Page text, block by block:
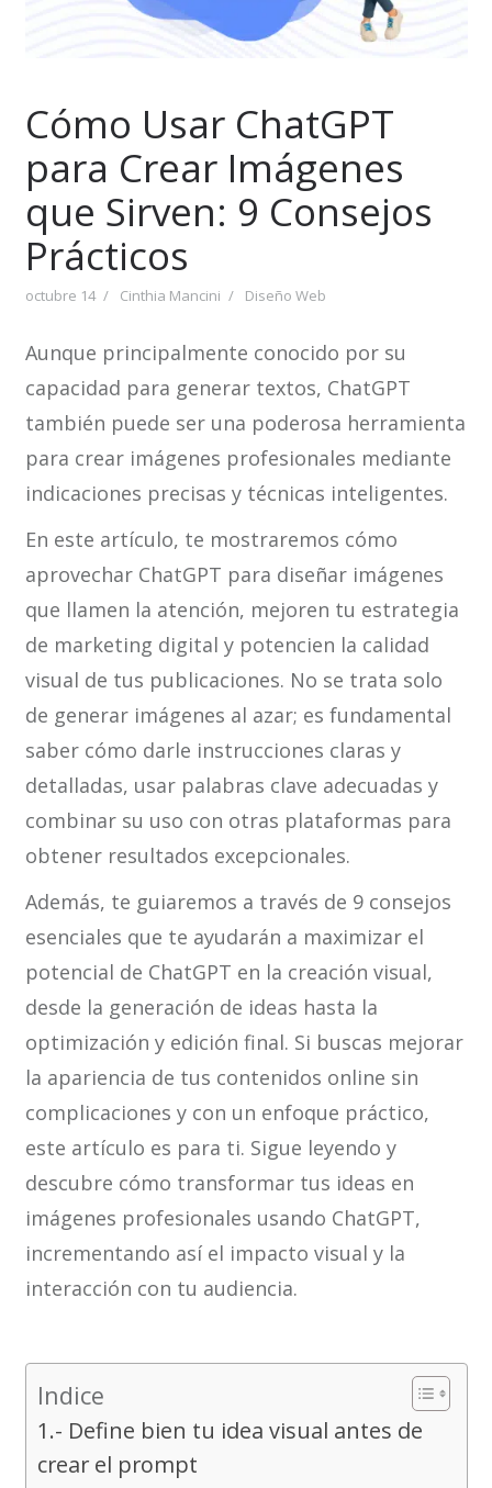
Cómo Usar ChatGPT
para Crear Imágenes
que Sirven: 9 Consejos
Prácticos
octubre 14 Cinthia Mancini Diseño Web
Aunque principalmente conocido por su
capacidad para generar textos, ChatGPT
también puede ser una poderosa herramienta
para crear imágenes profesionales mediante
indicaciones precisas y técnicas inteligentes.
En este artículo, te mostraremos cómo
aprovechar ChatGPT para diseñar imágenes
que llamen la atención, mejoren tu estrategia
de marketing digital y potencien la calidad
visual de tus publicaciones. No se trata solo
de generar imágenes al azar; es fundamental
saber cómo darle instrucciones claras y
detalladas, usar palabras clave adecuadas y
combinar su uso con otras plataformas para
obtener resultados excepcionales.
Además, te guiaremos a través de 9 consejos
esenciales que te ayudarán a maximizar el
potencial de ChatGPT en la creación visual,
desde la generación de ideas hasta la
optimización y edición final. Si buscas mejorar
la apariencia de tus contenidos online sin
complicaciones y con un enfoque práctico,
este artículo es para ti. Sigue leyendo y
descubre cómo transformar tus ideas en
imágenes profesionales usando ChatGPT,
incrementando así el impacto visual y la
interacción con tu audiencia.
Indice
1.- Define bien tu idea visual antes de
crear el prompt